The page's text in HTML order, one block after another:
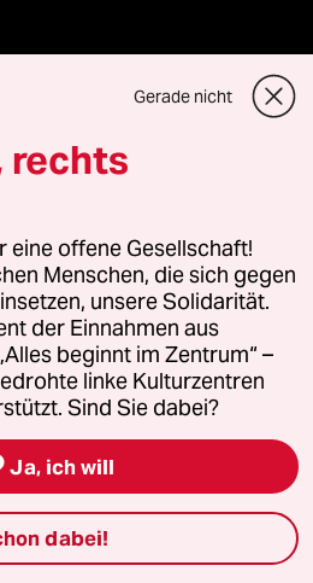
Gerade nicht
rechts
offene Gesellschaft!
Menschen, die sich gegen
unsere Solidarität.
der Einnahmen aus
beginnt im Zentrum“ –
linke Kulturzentren
Sind Sie dabei?
Ja, ich will
dabei!